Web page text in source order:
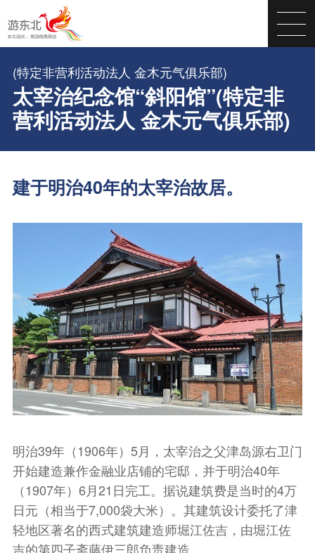
太宰治纪念馆“斜阳馆”(特定非
营利活动法人 金木元气俱乐部)
(特定非营利活动法人 金木元气俱乐部)
建于明治40年的太宰治故居。
明治39年（1906年）5月，太宰治之父津岛源右卫门
开始建造兼作金融业店铺的宅邸，并于明治40年
（1907年）6月21日完工。据说建筑费是当时的4万
日元（相当于7,000袋大米）。其建筑设计委托了津
轻地区著名的西式建筑建造师堀江佐吉，由堀江佐
吉的第四子斋藤伊三郎负责建造。